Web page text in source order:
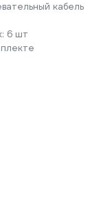
кабель
6 шт